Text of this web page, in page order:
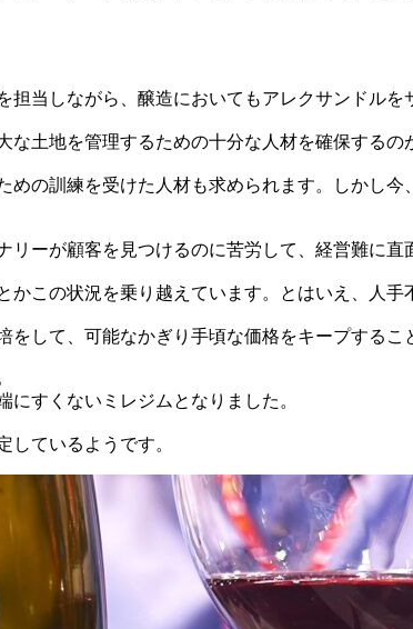
当しながら、醸造においてもアレクサンドルを
土地を管理するための十分な人材を確保するの
の訓練を受けた人材も求められます。しかし
ーが顧客を見つけるのに苦労して、経営難に直
この状況を乗り越えています。とはいえ、人
して、可能なかぎり手頃な価格をキープするこ
すくないミレジムとなりました。
しているようです。